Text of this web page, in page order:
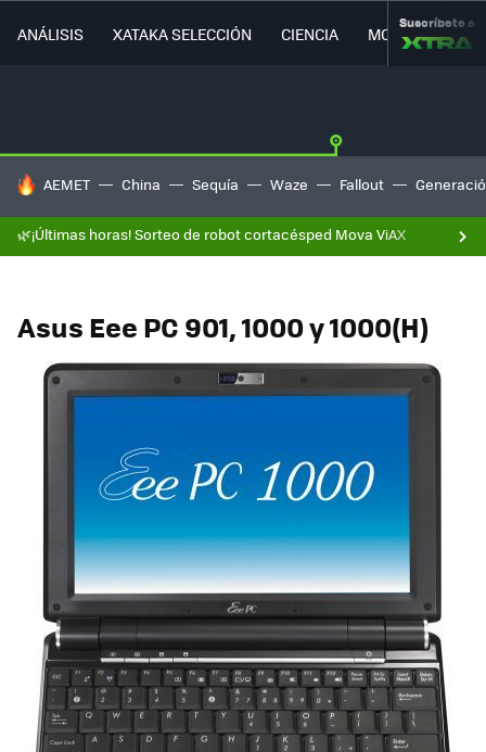
ANÁLISIS XATAKA SELECCIÓN CIENCIA MOVILIDAD
Suscríbete a
HOY SE HABLA DE
AEMET China Sequía Waze Fallout
🌿¡Últimas horas! Sorteo de robot cortacésped Mova ViAX
Asus Eee PC 901, 1000 y 1000(H)